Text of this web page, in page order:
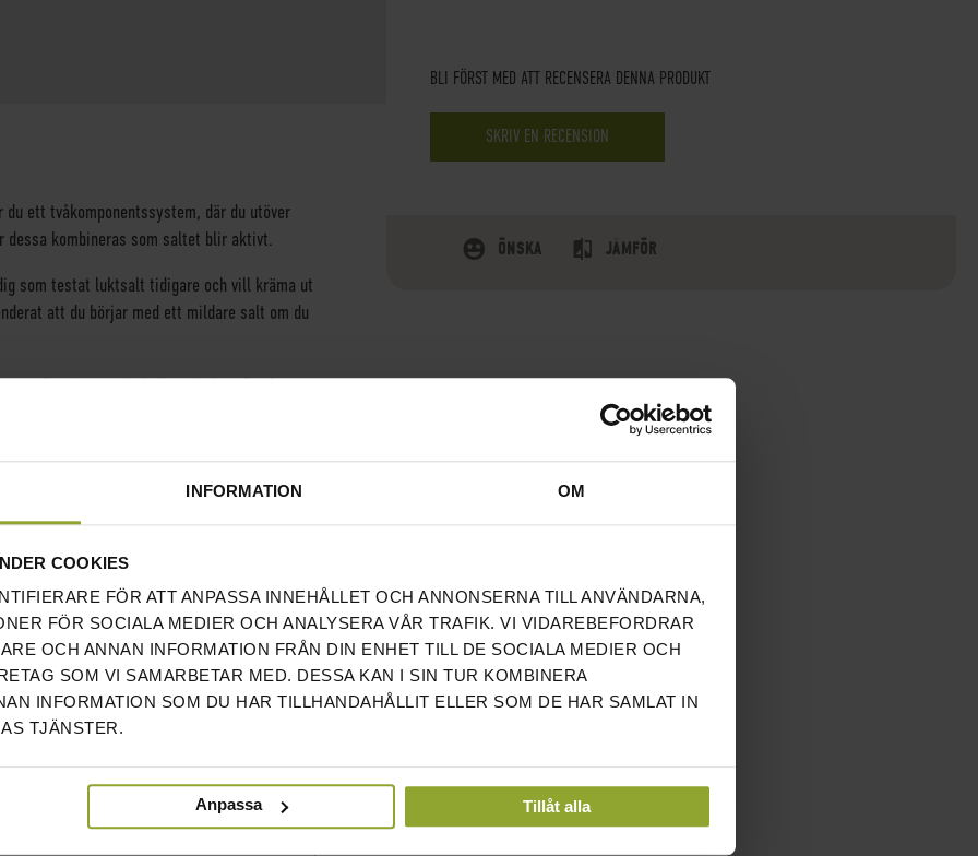
INFORMATION OM
COOKIES
FÖR ATT ANPASSA INNEHÅLLET OCH ANNONSERNA TILL ANVÄNDARNA,
FÖR SOCIALA MEDIER OCH ANALYSERA VÅR TRAFIK. VI VIDAREBEFORDRAR
OCH ANNAN INFORMATION FRÅN DIN ENHET TILL DE SOCIALA MEDIER OCH
SOM VI SAMARBETAR MED. DESSA KAN I SIN TUR KOMBINERA
INFORMATION SOM DU HAR TILLHANDAHÅLLIT ELLER SOM DE HAR SAMLAT IN
TJÄNSTER.
Anpassa Tillåt alla
BLI FÖRST MED ATT RECENSERA DENNA PRODUKT
SKRIV EN RECENSION
ÖNSKA JÄMFÖR
ett tvåkomponentssystem, där du utöver
dessa kombineras som saltet blir aktivt.
som testat luktsalt tidigare och vill kräma ut
att du börjar med ett mildare salt om du
i fräscht mentholutförande här, för den